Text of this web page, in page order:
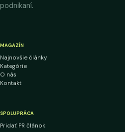
podnikaní.
MAGAZÍN
Najnovšie články
Kategórie
O nás
Kontakt
SPOLUPRÁCA
Pridať PR článok